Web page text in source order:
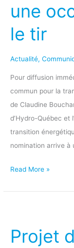
une
le tir
Actualité,
Pour diffusion
commun pour la
de Claudine
d’Hydro-Québec et
transition
nomination arrive à
Québec
occasion
d’ajuster
tir
Read More »
Projet
GNL